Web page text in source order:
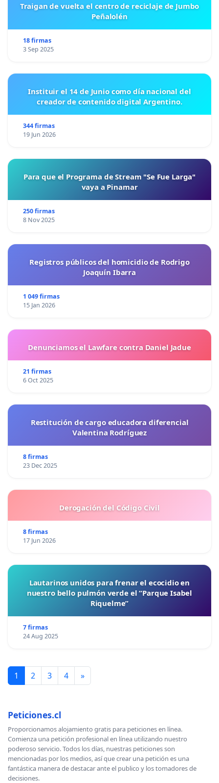
Traigan de vuelta el centro de reciclaje de Jumbo
Peñalolén
18 firmas
3 Sep 2025
Instituir el 14 de Junio como día nacional del
creador de contenido digital Argentino.
344 firmas
19 Jun 2026
Para que el Programa de Stream "Se Fue Larga"
vaya a Pinamar
250 firmas
8 Nov 2025
Registros públicos del homicidio de Rodrigo
Joaquín Ibarra
1 049 firmas
15 Jan 2026
Denunciamos el Lawfare contra Daniel Jadue
21 firmas
6 Oct 2025
Restitución de cargo educadora diferencial
Valentina Rodríguez
8 firmas
23 Dec 2025
Derogación del Código Civil
8 firmas
17 Jun 2026
Lautarinos unidos para frenar el ecocidio en
nuestro bello pulmón verde el “Parque Isabel
Riquelme”
7 firmas
24 Aug 2025
1 2 3 4 »
Peticiones.cl
Proporcionamos alojamiento gratis para peticiones en línea.
Comienza una petición profesional en línea utilizando nuestro
poderoso servicio. Todos los días, nuestras peticiones son
mencionadas por los medios, así que crear una petición es una
fantástica manera de destacar ante el publico y los tomadores de
decisiones.